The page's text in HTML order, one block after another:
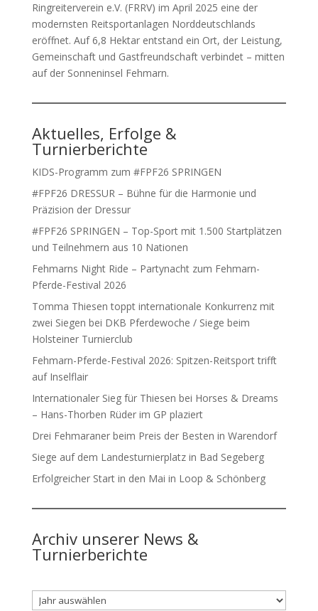
Ringreiterverein e.V. (FRRV) im April 2025 eine der
modernsten Reitsportanlagen Norddeutschlands
eröffnet. Auf 6,8 Hektar entstand ein Ort, der Leistung,
Gemeinschaft und Gastfreundschaft verbindet – mitten
auf der Sonneninsel Fehmarn.
Aktuelles, Erfolge &
Turnierberichte
KIDS-Programm zum #FPF26 SPRINGEN
#FPF26 DRESSUR – Bühne für die Harmonie und
Präzision der Dressur
#FPF26 SPRINGEN – Top-Sport mit 1.500 Startplätzen
und Teilnehmern aus 10 Nationen
Fehmarns Night Ride – Partynacht zum Fehmarn-
Pferde-Festival 2026
Tomma Thiesen toppt internationale Konkurrenz mit
zwei Siegen bei DKB Pferdewoche / Siege beim
Holsteiner Turnierclub
Fehmarn-Pferde-Festival 2026: Spitzen-Reitsport trifft
auf Inselflair
Internationaler Sieg für Thiesen bei Horses & Dreams
– Hans-Thorben Rüder im GP plaziert
Drei Fehmaraner beim Preis der Besten in Warendorf
Siege auf dem Landesturnierplatz in Bad Segeberg
Erfolgreicher Start in den Mai in Loop & Schönberg
Archiv unserer News &
Turnierberichte
Archiv